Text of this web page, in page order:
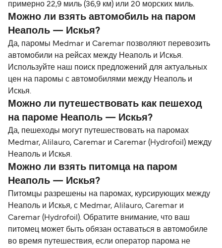
примерно 22,9 миль (36,9 км) или 20 морских миль.
Можно ли взять автомобиль на паром
Неаполь — Искья?
Да, паромы Medmar и Caremar позволяют перевозить
автомобили на рейсах между Неаполь и Искья.
Используйте наш поиск предложений для актуальных
цен на паромы с автомобилями между Неаполь и
Искья.
Можно ли путешествовать как пешеход
на пароме Неаполь — Искья?
Да, пешеходы могут путешествовать на паромах
Medmar, Alilauro, Caremar и Caremar (Hydrofoil) между
Неаполь и Искья.
Можно ли взять питомца на паром
Неаполь — Искья?
Питомцы разрешены на паромах, курсирующих между
Неаполь и Искья, с Medmar, Alilauro, Caremar и
Caremar (Hydrofoil). Обратите внимание, что ваш
питомец может быть обязан оставаться в автомобиле
во время путешествия, если оператор парома не